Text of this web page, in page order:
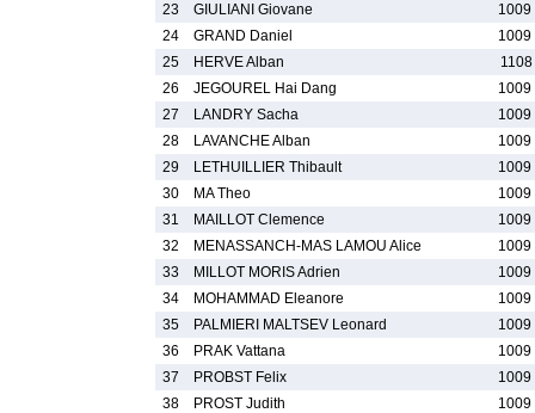
23
GIULIANI Giovane
1009
24
GRAND Daniel
1009
25
HERVE Alban
1108
26
JEGOUREL Hai Dang
1009
27
LANDRY Sacha
1009
28
LAVANCHE Alban
1009
29
LETHUILLIER Thibault
1009
30
MA Theo
1009
31
MAILLOT Clemence
1009
32
MENASSANCH-MAS LAMOU Alice
1009
33
MILLOT MORIS Adrien
1009
34
MOHAMMAD Eleanore
1009
35
PALMIERI MALTSEV Leonard
1009
36
PRAK Vattana
1009
37
PROBST Felix
1009
38
PROST Judith
1009